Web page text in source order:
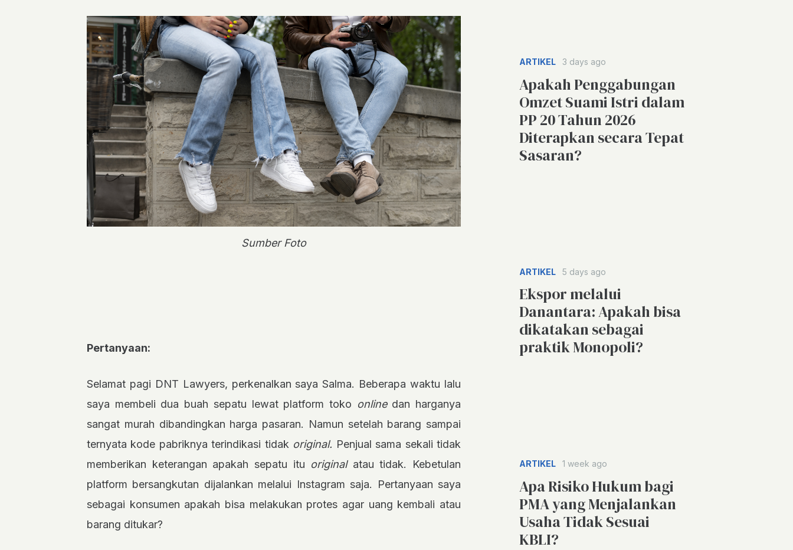
Sumber Foto
Pertanyaan:
Selamat pagi DNT Lawyers, perkenalkan saya Salma. Beberapa waktu lalu
saya membeli dua buah sepatu lewat platform toko online dan harganya
sangat murah dibandingkan harga pasaran. Namun setelah barang sampai
ternyata kode pabriknya terindikasi tidak original. Penjual sama sekali tidak
memberikan keterangan apakah sepatu itu original atau tidak. Kebetulan
platform bersangkutan dijalankan melalui Instagram saja. Pertanyaan saya
sebagai konsumen apakah bisa melakukan protes agar uang kembali atau
barang ditukar?
ARTIKEL 3 days ago
Apakah Penggabungan
Omzet Suami Istri dalam
PP 20 Tahun 2026
Diterapkan secara Tepat
Sasaran?
ARTIKEL 5 days ago
Ekspor melalui
Danantara: Apakah bisa
dikatakan sebagai
praktik Monopoli?
ARTIKEL 1 week ago
Apa Risiko Hukum bagi
PMA yang Menjalankan
Usaha Tidak Sesuai
KBLI?